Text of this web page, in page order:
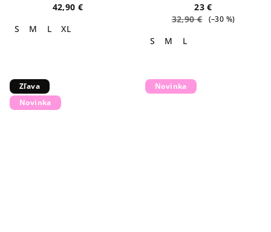
42,90 €
S
M L XL
23 €
32,90 €
(–30 %)
S M L
Zľava
Novinka
Novinka